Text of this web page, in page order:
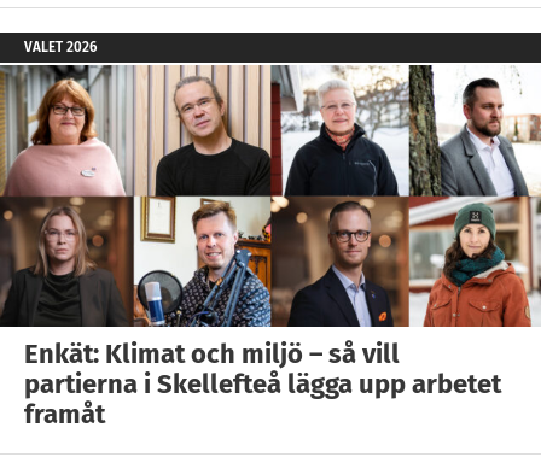
VALET 2026
Enkät: Klimat och miljö – så vill
partierna i Skellefteå lägga upp arbetet
framåt